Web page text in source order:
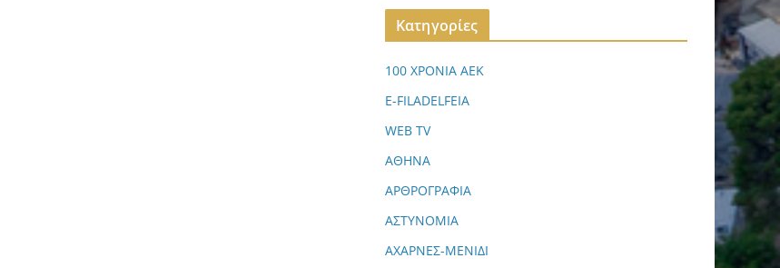
Kατηγορίες
100 ΧΡΟΝΙΑ ΑΕΚ
E-FILADELFEIA
WEB TV
ΑΘΗΝΑ
ΑΡΘΡΟΓΡΑΦΙΑ
ΑΣΤΥΝΟΜΙΑ
ΑΧΑΡΝΕΣ-ΜΕΝΙΔΙ